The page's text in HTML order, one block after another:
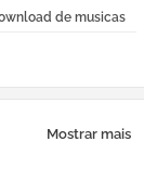
de musicas
Mostrar mais